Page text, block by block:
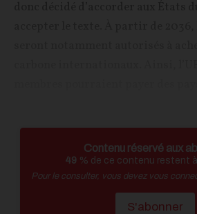
Contenu réservé aux
49 % de ce contenu restent
Pour le consulter, vous devez vous
S'abonner